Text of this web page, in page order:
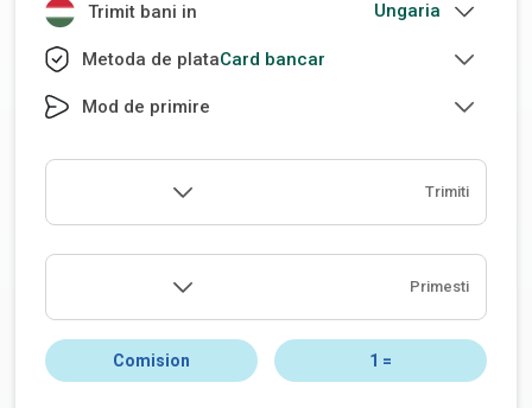
Trimit bani in
Metoda de plataCard bancar
Mod de primire
Trimiti
Primesti
Comision 1 =